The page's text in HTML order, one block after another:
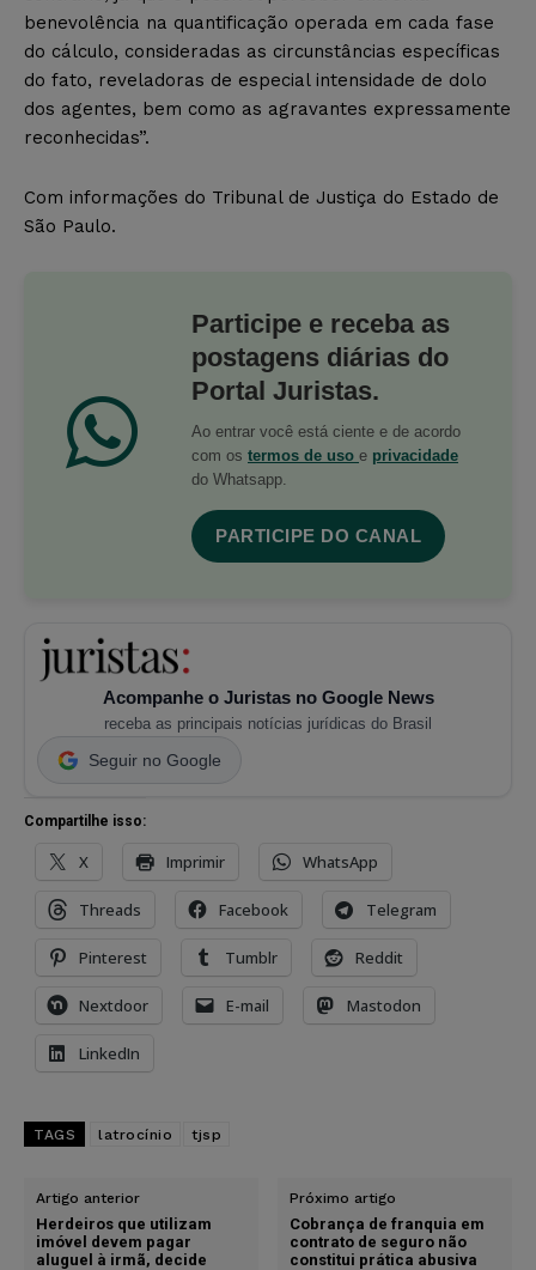
benevolência na quantificação operada em cada fase
do cálculo, consideradas as circunstâncias específicas
do fato, reveladoras de especial intensidade de dolo
dos agentes, bem como as agravantes expressamente
reconhecidas”.
Com informações do Tribunal de Justiça do Estado de
São Paulo.
Participe e receba as
postagens diárias do
Portal Juristas.
Ao entrar você está ciente e de acordo
com os termos de uso e privacidade
do Whatsapp.
PARTICIPE DO CANAL
Acompanhe o Juristas no Google News
receba as principais notícias jurídicas do Brasil
Seguir no Google
Compartilhe isso:
X Imprimir WhatsApp
Threads Facebook Telegram
Pinterest Tumblr Reddit
Nextdoor E-mail Mastodon
LinkedIn
TAGS latrocínio tjsp
Artigo anterior
Herdeiros que utilizam
imóvel devem pagar
aluguel à irmã, decide
Próximo artigo
Cobrança de franquia em
contrato de seguro não
constitui prática abusiva